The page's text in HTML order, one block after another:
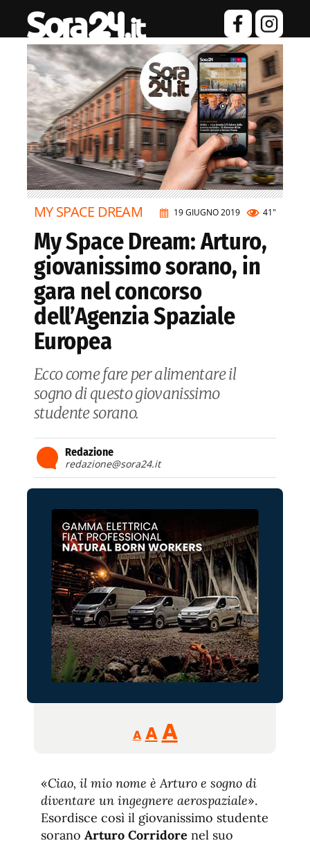
19 GIUGNO 2019 41"
MY SPACE DREAM
My Space Dream: Arturo,
giovanissimo sorano, in
gara nel concorso
dell’Agenzia Spaziale
Europea
Ecco come fare per alimentare il
sogno di questo giovanissimo
studente sorano.
Redazione
redazione@sora24.it
A
Reducir
tamaño
A Restablecer
de
fuente
AAumentar
de
fuente.
«Ciao, il mio nome è Arturo e sogno di
diventare un ingegnere aerospaziale».
Esordisce così il giovanissimo studente
sorano Arturo Corridore nel suo